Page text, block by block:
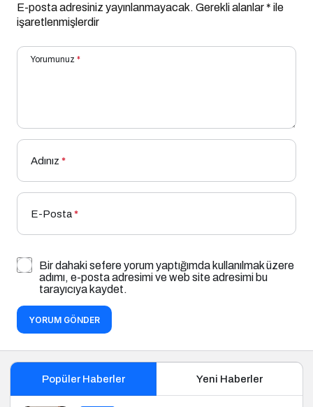
E-posta adresiniz yayınlanmayacak. Gerekli alanlar* ile
işaretlenmişlerdir
Yorumunuz *
Adınız *
E-Posta*
Bir dahaki sefere yorum yaptığımda kullanılmak üzere
adımı, e-posta adresimi ve web site adresimi bu
tarayıcıya kaydet.
YORUM GÖNDER
Popüler Haberler Yeni Haberler